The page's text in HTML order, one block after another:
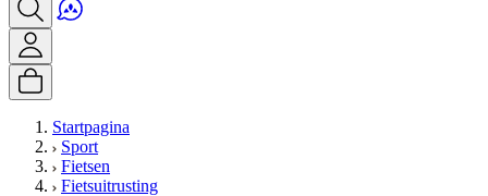
Startpagina
Sport
Fietsen
Fietsuitrusting